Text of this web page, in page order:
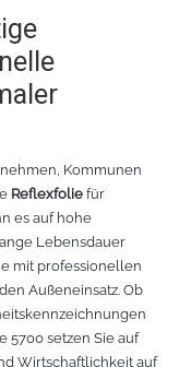
Kommunen
Reflexfolie für
es auf hohe
Lebensdauer
mit professionellen
Außeneinsatz. Ob
5700 setzen Sie auf
Wirtschaftlichkeit auf